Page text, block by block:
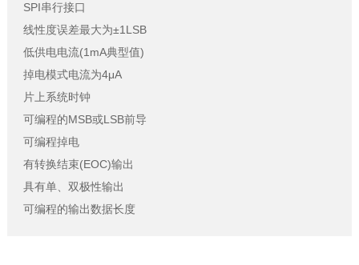
SPI串行接口
线性度误差最大为±1LSB
低供电电流(1mA典型值)
掉电模式电流为4μA
片上系统时钟
可编程的MSB或LSB前导
可编程掉电
有转换结束(EOC)输出
具有单、双极性输出
可编程的输出数据长度